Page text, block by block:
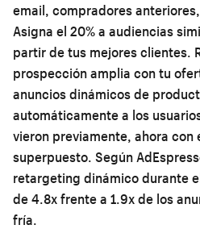
email, compradores
Asigna el 20% a audiencias
partir de tus mejores clientes.
prospección amplia con tu
anuncios dinámicos de
automáticamente a los
vieron previamente, ahora con
superpuesto. Según
retargeting dinámico durante
de 4.8x frente a 1.9x de los
fría.